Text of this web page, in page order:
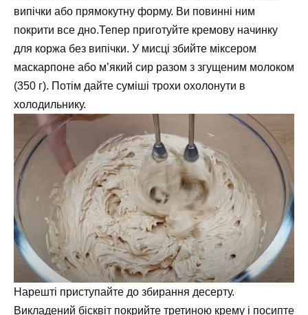
випічки або прямокутну форму. Ви повинні ним
покрити все дно.Тепер приготуйте кремову начинку
для коржа без випічки. У мисці збийте міксером
маскарпоне або м’який сир разом з згущеним молоком
(350 г). Потім дайте суміші трохи охолонути в
холодильнику.
Нарешті приступайте до збирання десерту.
Викладений бісквіт покрийте третиною крему і посипте